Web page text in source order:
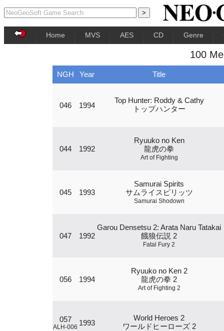
Home MVS AES CD Genre
100
NGH Year Title
046 1994
Top Hunter: Roddy & Cathy
トップハンター
044 1992
Ryuuko no Ken
龍虎の拳
Art of Fighting
045 1993
Samurai Spirits
サムライスピリッツ
Samurai Shodown
047 1992
Garou Densetsu 2: Arata Naru Tatakai
餓狼伝説 2
Fatal Fury 2
056 1994
Ryuuko no Ken 2
龍虎の拳 2
Art of Fighting 2
057
ALH-006 1993
World Heroes 2
ワールドヒーローズ 2